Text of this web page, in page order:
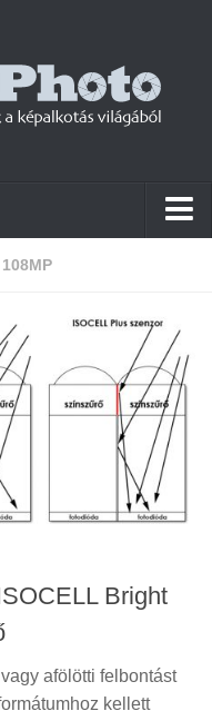
Bright
afölötti felbontást
kellett